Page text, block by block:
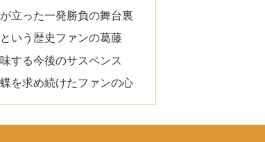
立った一発勝負の舞台裏
いう歴史ファンの葛藤
する今後のサスペンス
を求め続けたファンの心